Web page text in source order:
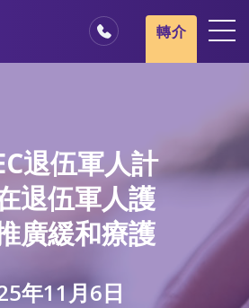
務
專業人員
顧者
轉介
退伍軍人計
退伍軍人護
廣緩和療護
年11月6日